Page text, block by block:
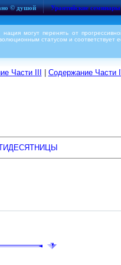
© душой Урантийские семинары
могут перенять от
статусом и соответствует
Части III Содержание Части